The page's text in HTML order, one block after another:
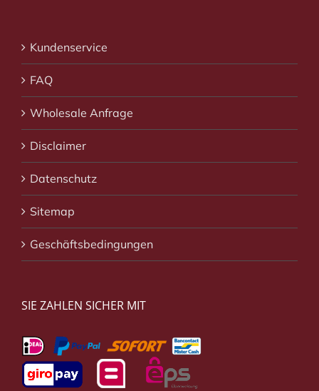
Kundenservice
FAQ
Wholesale Anfrage
Disclaimer
Datenschutz
Sitemap
Geschäftsbedingungen
SIE ZAHLEN SICHER MIT